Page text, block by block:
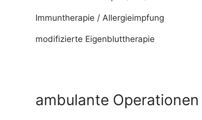
Immuntherapie / Allergieimpfung
modifizierte Eigenbluttherapie
ambulante Operationen